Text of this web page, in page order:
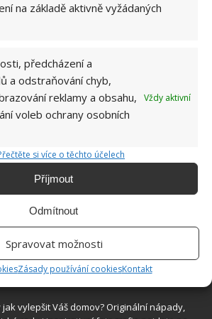
na základě aktivně vyžádaných
předcházení a
a odstraňování chyb,
reklamy a obsahu,
voleb ochrany osobních
Vždy aktivní
si více o těchto účelech
Příjmout
Odmítnout
Spravovat možnosti
Zásady používání cookiesKontakt
úroda rajčat nemusí být jen zbožným
hnojiva pro pěstování rajčat, která
bohatou úrodu šťavnatých a chutných
Připravte se na letošní sezonu včas
vylepšit Váš domov? Originální nápady,